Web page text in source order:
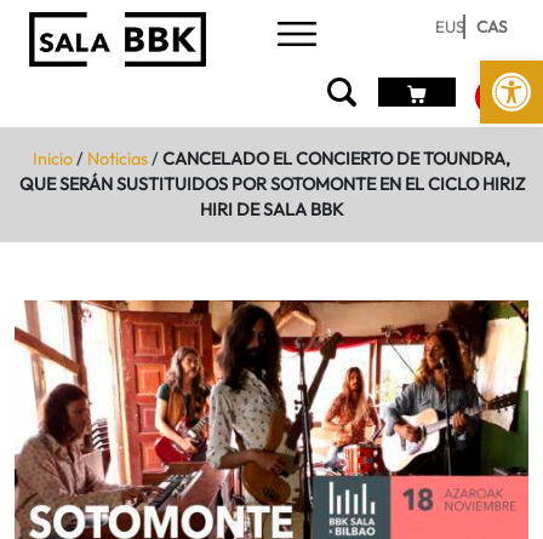
Abrir
EUS CAS
Inicio/ Noticias/CANCELADO EL CONCIERTO DE TOUNDRA,
QUE SERÁN SUSTITUIDOS POR SOTOMONTE EN EL CICLO HIRIZ
HIRI DE SALA BBK